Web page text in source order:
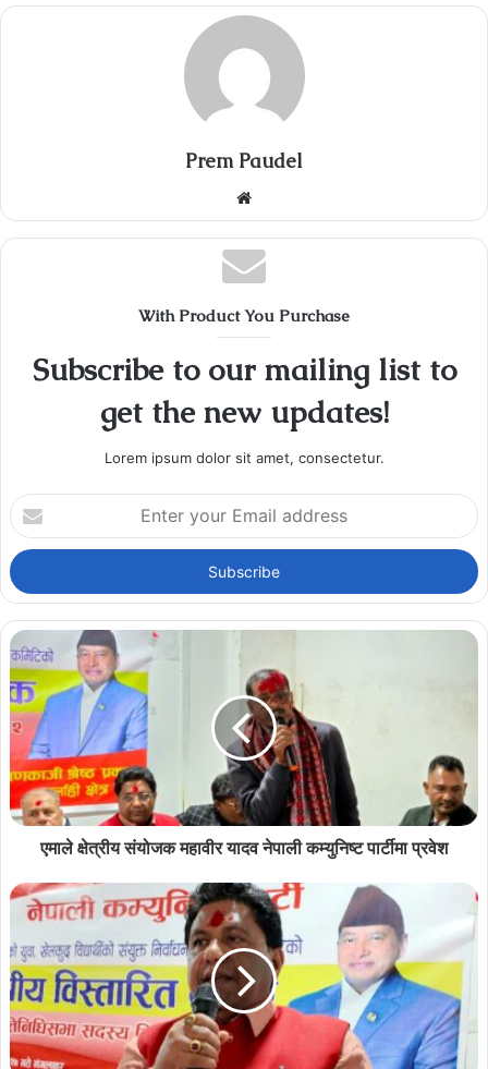
Prem Paudel
Website
With Product You Purchase
Subscribe to our mailing list to
get the new updates!
Lorem ipsum dolor sit amet, consectetur.
Enter
your
Email
address
एमाले क्षेत्रीय संयोजक महावीर यादव नेपाली कम्युनिष्ट पार्टीमा प्रवेश